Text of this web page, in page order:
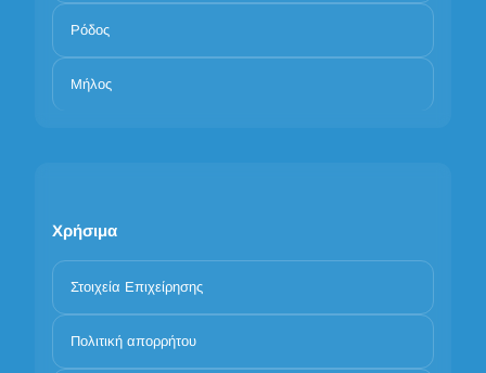
Ρόδος
Μήλος
Χρήσιμα
Στοιχεία Επιχείρησης
Πολιτική απορρήτου